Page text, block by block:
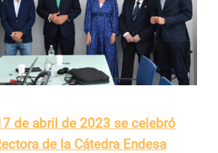
de abril de 2023 se celebró
de la Cátedra Endesa